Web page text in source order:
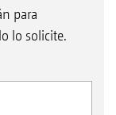
para
lo solicite.